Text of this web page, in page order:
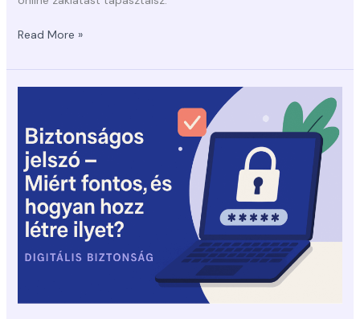
Read More »
Miért
fontos,
és
hogyan
hozz
létre
ilyet?